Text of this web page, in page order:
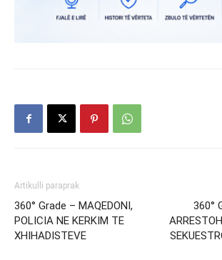
Artikulli paraprak
360° Grade – MAQEDONI,
POLICIA NE KERKIM TE
XHIHADISTEVE
360°